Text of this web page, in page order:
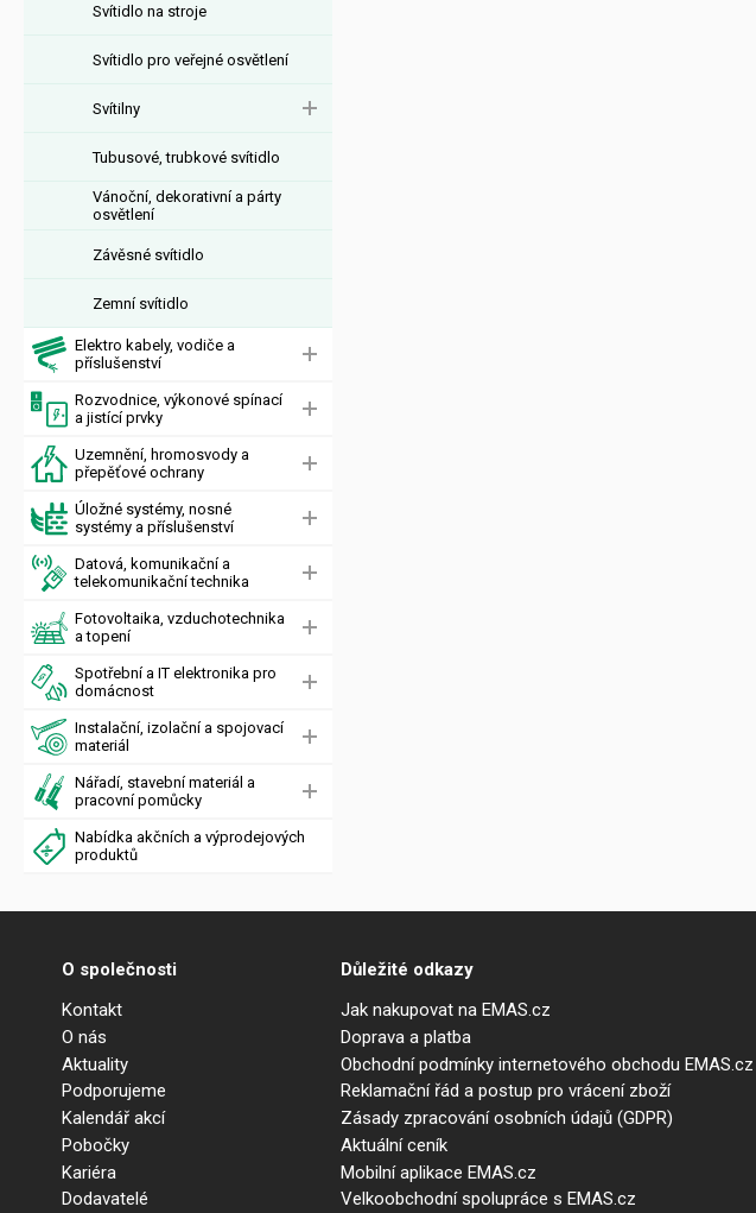
Svítidlo na stroje
Svítidlo pro veřejné osvětlení
Svítilny
Tubusové, trubkové svítidlo
Vánoční, dekorativní a párty
osvětlení
Závěsné svítidlo
Zemní svítidlo
Elektro kabely, vodiče a
příslušenství
Rozvodnice, výkonové spínací
a jistící prvky
Uzemnění, hromosvody a
přepěťové ochrany
Úložné systémy, nosné
systémy a příslušenství
Datová, komunikační a
telekomunikační technika
Fotovoltaika, vzduchotechnika
a topení
Spotřební a IT elektronika pro
domácnost
Instalační, izolační a spojovací
materiál
Nářadí, stavební materiál a
pracovní pomůcky
Nabídka akčních a výprodejových
produktů
O společnosti
Kontakt
O nás
Aktuality
Podporujeme
Kalendář akcí
Pobočky
Kariéra
Dodavatelé
Důležité odkazy
Jak nakupovat na EMAS.cz
Doprava a platba
Obchodní podmínky internetového obchodu EMAS.cz
Reklamační řád a postup pro vrácení zboží
Zásady zpracování osobních údajů (GDPR)
Aktuální ceník
Mobilní aplikace EMAS.cz
Velkoobchodní spolupráce s EMAS.cz